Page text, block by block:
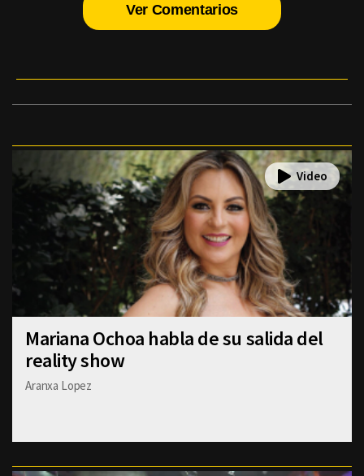
Ver Comentarios
Mariana Ochoa habla de su salida del
reality show
Aranxa Lopez